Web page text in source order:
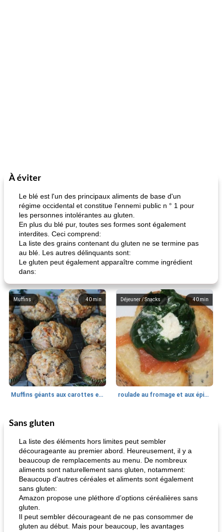
À éviter
Le blé est l'un des principaux aliments de base d'un
régime occidental et constitue l'ennemi public n ° 1 pour
les personnes intolérantes au gluten.
En plus du blé pur, toutes ses formes sont également
interdites. Ceci comprend:
La liste des grains contenant du gluten ne se termine pas
au blé. Les autres délinquants sont:
Le gluten peut également apparaître comme ingrédient
dans:
40 min
Muffins
Muffins géants aux carottes et à la banane de Nif
40 min
Déjeuner / Snacks
roulade au fromage et aux épinards
Marques de confiance: recettes et
astuces
fiesta tostadas le méga's jopp joes
Sans gluten
La liste des éléments hors limites peut sembler
décourageante au premier abord. Heureusement, il y a
beaucoup de remplacements au menu. De nombreux
aliments sont naturellement sans gluten, notamment:
Beaucoup d'autres céréales et aliments sont également
sans gluten:
Amazon propose une pléthore d’options céréalières sans
gluten.
Il peut sembler décourageant de ne pas consommer de
gluten au début. Mais pour beaucoup, les avantages